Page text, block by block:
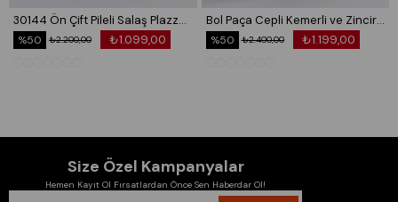
30144 Ön Çift Pileli Salaş Plazzo Cepli Pantolon
₺1.099,00
₺2.200,00
%50
Bol Paça Cepli Kemerli ve Zincir Detaylı Atlas Kumaş Pantolon 30024
₺1.199,00
₺2.400,00
%50
Size Özel Kampanyalar
Hemen Kayıt Ol Fırsatlardan Önce Sen Haberdar Ol!